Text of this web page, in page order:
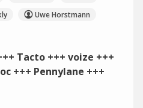
Uwe Horstmann